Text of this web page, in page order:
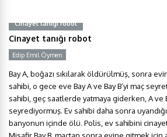
Cinayet tanığı robot
Cinayet tanığı robot
Edip Emil Öymen
Bay A, boğazı sıkılarak öldürülmüş, sonra
sahibi, o gece eve Bay A ve Bay B’yi maç
sahibi, geç saatlerde yatmaya giderken, A ve
seyrediyormuş. Ev sahibi daha sonra
banyonun içinde ölü. Polis, ev sahibini